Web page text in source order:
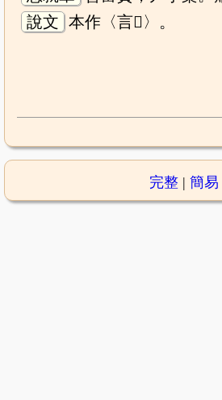
說文 本作〈言𪉲〉。
完整| 簡易